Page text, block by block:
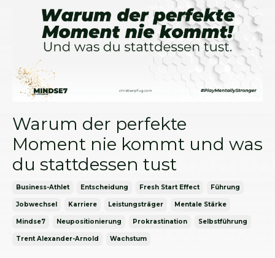
Warum der perfekte
Moment nie kommt und was
du stattdessen tust
Business-Athlet Entscheidung Fresh Start Effect Führung
Jobwechsel Karriere Leistungsträger Mentale Stärke
Mindse7 Neupositionierung Prokrastination Selbstführung
Trent Alexander-Arnold Wachstum